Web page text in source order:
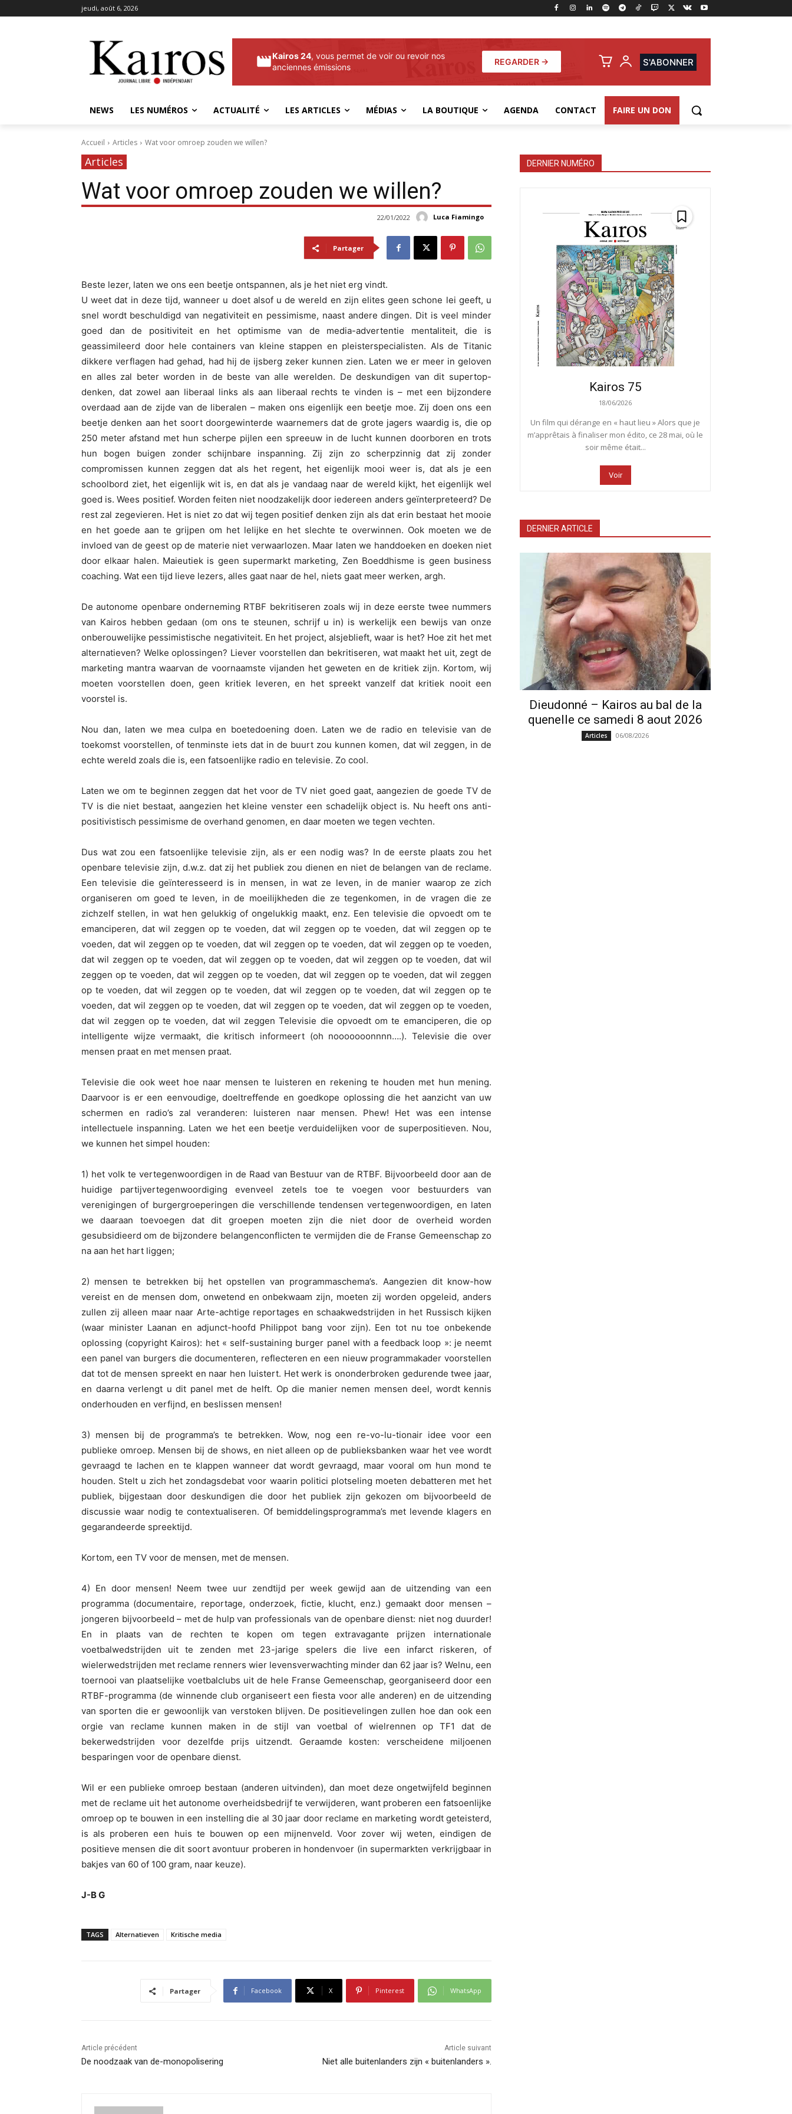
jeudi, août 6, 2026
Kairos 24, vous permet de voir ou revoir nos
anciennes émissions
REGARDER → S'ABONNER
NEWS LES NUMÉROS ACTUALITÉ LES ARTICLES MÉDIAS LA BOUTIQUE AGENDA CONTACT FAIRE UN DON
Accueil Articles Wat voor omroep zouden we willen?
Articles
Wat voor omroep zouden we willen?
Luca Fiamingo
22/01/2022
Partager
Beste lezer, laten we ons een beetje ontspannen, als je het niet erg vindt.
U weet dat in deze tijd, wanneer u doet alsof u de wereld en zijn elites geen schone lei geeft, u
snel wordt beschuldigd van negativiteit en pessimisme, naast andere dingen. Dit is veel minder
goed dan de positiviteit en het optimisme van de media-advertentie mentaliteit, die is
geassimileerd door hele containers van kleine stappen en pleisterspecialisten. Als de Titanic
dikkere verflagen had gehad, had hij de ijsberg zeker kunnen zien. Laten we er meer in geloven
en alles zal beter worden in de beste van alle werelden. De deskundigen van dit supertop-
denken, dat zowel aan liberaal links als aan liberaal rechts te vinden is – met een bijzondere
overdaad aan de zijde van de liberalen – maken ons eigenlijk een beetje moe. Zij doen ons een
beetje denken aan het soort doorgewinterde waarnemers dat de grote jagers waardig is, die op
250 meter afstand met hun scherpe pijlen een spreeuw in de lucht kunnen doorboren en trots
hun bogen buigen zonder schijnbare inspanning. Zij zijn zo scherpzinnig dat zij zonder
compromissen kunnen zeggen dat als het regent, het eigenlijk mooi weer is, dat als je een
schoolbord ziet, het eigenlijk wit is, en dat als je vandaag naar de wereld kijkt, het eigenlijk wel
goed is. Wees positief. Worden feiten niet noodzakelijk door iedereen anders geïnterpreteerd? De
rest zal zegevieren. Het is niet zo dat wij tegen positief denken zijn als dat erin bestaat het mooie
en het goede aan te grijpen om het lelijke en het slechte te overwinnen. Ook moeten we de
invloed van de geest op de materie niet verwaarlozen. Maar laten we handdoeken en doeken niet
door elkaar halen. Maieutiek is geen supermarkt marketing, Zen Boeddhisme is geen business
coaching. Wat een tijd lieve lezers, alles gaat naar de hel, niets gaat meer werken, argh.
De autonome openbare onderneming RTBF bekritiseren zoals wij in deze eerste twee nummers
van Kairos hebben gedaan (om ons te steunen, schrijf u in) is werkelijk een bewijs van onze
onberouwelijke pessimistische negativiteit. En het project, alsjeblieft, waar is het? Hoe zit het met
alternatieven? Welke oplossingen? Liever voorstellen dan bekritiseren, wat maakt het uit, zegt de
marketing mantra waarvan de voornaamste vijanden het geweten en de kritiek zijn. Kortom, wij
moeten voorstellen doen, geen kritiek leveren, en het spreekt vanzelf dat kritiek nooit een
voorstel is.
Nou dan, laten we mea culpa en boetedoening doen. Laten we de radio en televisie van de
toekomst voorstellen, of tenminste iets dat in de buurt zou kunnen komen, dat wil zeggen, in de
echte wereld zoals die is, een fatsoenlijke radio en televisie. Zo cool.
Laten we om te beginnen zeggen dat het voor de TV niet goed gaat, aangezien de goede TV de
TV is die niet bestaat, aangezien het kleine venster een schadelijk object is. Nu heeft ons anti-
positivistisch pessimisme de overhand genomen, en daar moeten we tegen vechten.
Dus wat zou een fatsoenlijke televisie zijn, als er een nodig was? In de eerste plaats zou het
openbare televisie zijn, d.w.z. dat zij het publiek zou dienen en niet de belangen van de reclame.
Een televisie die geïnteresseerd is in mensen, in wat ze leven, in de manier waarop ze zich
organiseren om goed te leven, in de moeilijkheden die ze tegenkomen, in de vragen die ze
zichzelf stellen, in wat hen gelukkig of ongelukkig maakt, enz. Een televisie die opvoedt om te
emanciperen, dat wil zeggen op te voeden, dat wil zeggen op te voeden, dat wil zeggen op te
voeden, dat wil zeggen op te voeden, dat wil zeggen op te voeden, dat wil zeggen op te voeden,
dat wil zeggen op te voeden, dat wil zeggen op te voeden, dat wil zeggen op te voeden, dat wil
zeggen op te voeden, dat wil zeggen op te voeden, dat wil zeggen op te voeden, dat wil zeggen
op te voeden, dat wil zeggen op te voeden, dat wil zeggen op te voeden, dat wil zeggen op te
voeden, dat wil zeggen op te voeden, dat wil zeggen op te voeden, dat wil zeggen op te voeden,
dat wil zeggen op te voeden, dat wil zeggen Televisie die opvoedt om te emanciperen, die op
intelligente wijze vermaakt, die kritisch informeert (oh nooooooonnnn….). Televisie die over
mensen praat en met mensen praat.
Televisie die ook weet hoe naar mensen te luisteren en rekening te houden met hun mening.
Daarvoor is er een eenvoudige, doeltreffende en goedkope oplossing die het aanzicht van uw
schermen en radio’s zal veranderen: luisteren naar mensen. Phew! Het was een intense
intellectuele inspanning. Laten we het een beetje verduidelijken voor de superpositieven. Nou,
we kunnen het simpel houden:
1) het volk te vertegenwoordigen in de Raad van Bestuur van de RTBF. Bijvoorbeeld door aan de
huidige partijvertegenwoordiging evenveel zetels toe te voegen voor bestuurders van
verenigingen of burgergroeperingen die verschillende tendensen vertegenwoordigen, en laten
we daaraan toevoegen dat dit groepen moeten zijn die niet door de overheid worden
gesubsidieerd om de bijzondere belangenconflicten te vermijden die de Franse Gemeenschap zo
na aan het hart liggen;
2) mensen te betrekken bij het opstellen van programmaschema’s. Aangezien dit know-how
vereist en de mensen dom, onwetend en onbekwaam zijn, moeten zij worden opgeleid, anders
zullen zij alleen maar naar Arte-achtige reportages en schaakwedstrijden in het Russisch kijken
(waar minister Laanan en adjunct-hoofd Philippot bang voor zijn). Een tot nu toe onbekende
oplossing (copyright Kairos): het « self-sustaining burger panel with a feedback loop »: je neemt
een panel van burgers die documenteren, reflecteren en een nieuw programmakader voorstellen
dat tot de mensen spreekt en naar hen luistert. Het werk is ononderbroken gedurende twee jaar,
en daarna verlengt u dit panel met de helft. Op die manier nemen mensen deel, wordt kennis
onderhouden en verfijnd, en beslissen mensen!
3) mensen bij de programma’s te betrekken. Wow, nog een re-vo-lu-tionair idee voor een
publieke omroep. Mensen bij de shows, en niet alleen op de publieksbanken waar het vee wordt
gevraagd te lachen en te klappen wanneer dat wordt gevraagd, maar vooral om hun mond te
houden. Stelt u zich het zondagsdebat voor waarin politici plotseling moeten debatteren met het
publiek, bijgestaan door deskundigen die door het publiek zijn gekozen om bijvoorbeeld de
discussie waar nodig te contextualiseren. Of bemiddelingsprogramma’s met levende klagers en
gegarandeerde spreektijd.
Kortom, een TV voor de mensen, met de mensen.
4) En door mensen! Neem twee uur zendtijd per week gewijd aan de uitzending van een
programma (documentaire, reportage, onderzoek, fictie, klucht, enz.) gemaakt door mensen –
jongeren bijvoorbeeld – met de hulp van professionals van de openbare dienst: niet nog duurder!
En in plaats van de rechten te kopen om tegen extravagante prijzen internationale
voetbalwedstrijden uit te zenden met 23-jarige spelers die live een infarct riskeren, of
wielerwedstrijden met reclame renners wier levensverwachting minder dan 62 jaar is? Welnu, een
toernooi van plaatselijke voetbalclubs uit de hele Franse Gemeenschap, georganiseerd door een
RTBF-programma (de winnende club organiseert een fiesta voor alle anderen) en de uitzending
van sporten die er gewoonlijk van verstoken blijven. De positievelingen zullen hoe dan ook een
orgie van reclame kunnen maken in de stijl van voetbal of wielrennen op TF1 dat de
bekerwedstrijden voor dezelfde prijs uitzendt. Geraamde kosten: verscheidene miljoenen
besparingen voor de openbare dienst.
Wil er een publieke omroep bestaan (anderen uitvinden), dan moet deze ongetwijfeld beginnen
met de reclame uit het autonome overheidsbedrijf te verwijderen, want proberen een fatsoenlijke
omroep op te bouwen in een instelling die al 30 jaar door reclame en marketing wordt geteisterd,
is als proberen een huis te bouwen op een mijnenveld. Voor zover wij weten, eindigen de
positieve mensen die dit soort avontuur proberen in hondenvoer (in supermarkten verkrijgbaar in
bakjes van 60 of 100 gram, naar keuze).
J-B G
TAGS Alternatieven Kritische media
Partager Facebook X Pinterest WhatsApp
Article précédent
De noodzaak van de-monopolisering
Article suivant
Niet alle buitenlanders zijn « buitenlanders ».
DERNIER NUMÉRO
Kairos 75
18/06/2026
Un film qui dérange en « haut lieu » Alors que je
m’apprêtais à finaliser mon édito, ce 28 mai, où le
soir même était...
Voir
DERNIER ARTICLE
Dieudonné – Kairos au bal de la
quenelle ce samedi 8 aout 2026
Articles 06/08/2026